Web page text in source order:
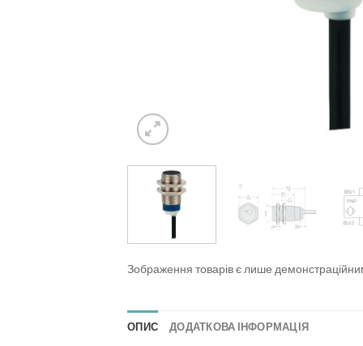
Зображення товарів є лише
ОПИС ДОДАТКОВА ІНФОРМАЦІЯ